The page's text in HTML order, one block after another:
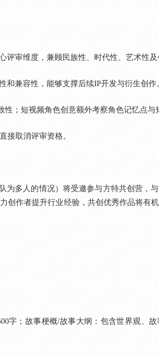
审维度，兼顾民族性、时代性、艺术性及
兼容性，能够支撑后续IP开发与衍生创作
；短视频角色创意额外考察角色记忆点与
取消评审资格。
多人的情况）将受邀参与方特共创营，
创作者提升行业经验，共创优秀作品将有
；故事梗概/故事大纲：包含世界观、故